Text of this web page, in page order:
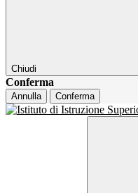
Chiudi
Conferma
Annulla Conferma